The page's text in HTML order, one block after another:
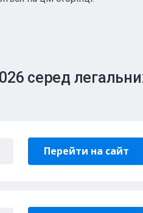
серед
Перейти на сайт